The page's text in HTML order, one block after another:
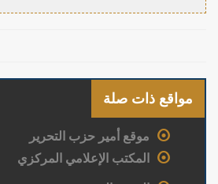
مواقع ذات صلة
موقع أمير حزب التحرير
المكتب الإعلامي المركزي